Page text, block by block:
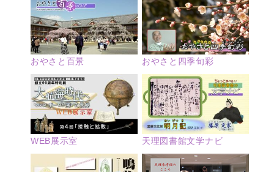
おやさと百景 おやさと四季旬彩
WEB展示室 天理図書館文学ナビ